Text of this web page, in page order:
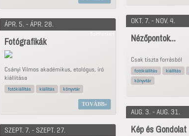
ÁPR. 5. - ÁPR. 28.
Fotógrafikák
Csányi Vilmos akadémikus, etológus, író
kiállítása
fotókiállítás kiállítás könyvtár
TOVÁBB
SZEPT. 7. - SZEPT. 27.
OKT. 7. - NOV. 4.
Nézőpontok...
Csak tiszta forrásból
fotókiállítás kiállítás
könyvtár
AUG. 3. - AUG. 31.
Kép és Gondolat